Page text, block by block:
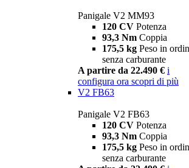
Panigale V2 MM93
120 CV Potenza
93,3 Nm Coppia
175,5 kg Peso in
senza carburante
A partire da 22.490 € i
configura ora scopri di più
V2 FB63
Panigale V2 FB63
120 CV Potenza
93,3 Nm Coppia
175,5 kg Peso in
senza carburante